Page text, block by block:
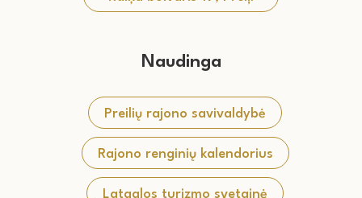
Naudinga
Preilių rajono savivaldybė
Rajono renginių kalendorius
Latgalos turizmo svetainė